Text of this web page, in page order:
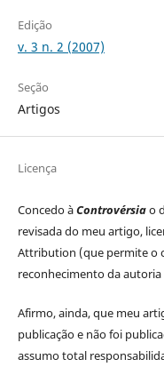
Edição
v. 3 n. 2 (2007)
Seção
Artigos
Licença
Concedo àControvérsiao
revisada do meu artigo,
Attribution (que permite o
reconhecimento da
Afirmo, ainda, que meu
publicação e não foi
assumo total